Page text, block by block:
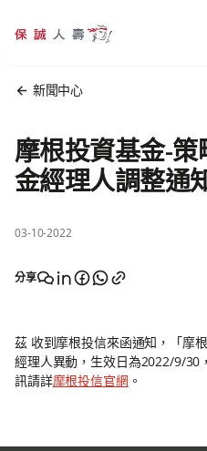
新聞中心
摩根投資基金-
金經理人調整通
03-10-2022
分享
茲 收到摩根投信來函通知，「摩
經理人異動，生效日為2022/9/30
訊請詳摩根投信官網。